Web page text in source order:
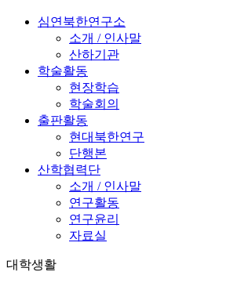
심연북한연구소
소개 / 인사말
산하기관
학술활동
현장학습
학술회의
출판활동
현대북한연구
단행본
산학협력단
소개 / 인사말
연구활동
연구윤리
자료실
대학생활